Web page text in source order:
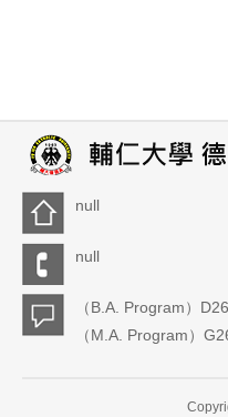
null
null
（B.A. Program）
（M.A. Program）